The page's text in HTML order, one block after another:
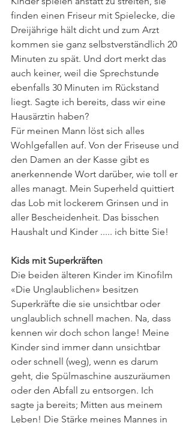
finden einen Friseur mit Spielecke, die
Dreijährige hält dicht und zum Arzt
kommen sie ganz selbstverständlich 20
Minuten zu spät. Und dort merkt das
auch keiner, weil die Sprechstunde
ebenfalls 30 Minuten im Rückstand
liegt. Sagte ich bereits, dass wir eine
Hausärztin haben?
Für meinen Mann löst sich alles
Wohlgefallen auf. Von der Friseuse und
den Damen an der Kasse gibt es
anerkennende Wort darüber, wie toll er
alles managt. Mein Superheld quittiert
das Lob mit lockerem Grinsen und in
aller Bescheidenheit. Das bisschen
Haushalt und Kinder ..... ich bitte Sie!
Kids mit Superkräften
Die beiden älteren Kinder im Kinofilm
«Die Unglaublichen» besitzen
Superkräfte die sie unsichtbar oder
unglaublich schnell machen. Na, dass
kennen wir doch schon lange! Meine
Kinder sind immer dann unsichtbar
oder schnell (weg), wenn es darum
geht, die Spülmaschine auszuräumen
oder den Abfall zu entsorgen. Ich
sagte ja bereits; Mitten aus meinem
Leben! Die Stärke meines Mannes in